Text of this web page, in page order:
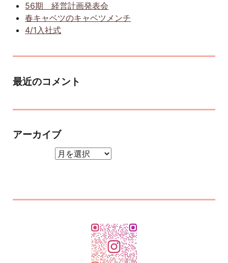
56期 経営計画発表会
春キャベツのキャベツメンチ
4/1入社式
最近のコメント
アーカイブ